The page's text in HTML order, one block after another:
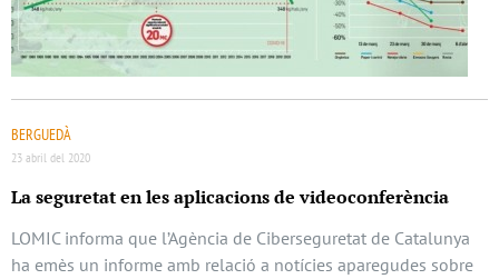
BERGUEDÀ
23 abril del 2020
La seguretat en les aplicacions de videoconferència
LOMIC informa que l’Agència de Ciberseguretat de Catalunya
ha emès un informe amb relació a notícies aparegudes sobre